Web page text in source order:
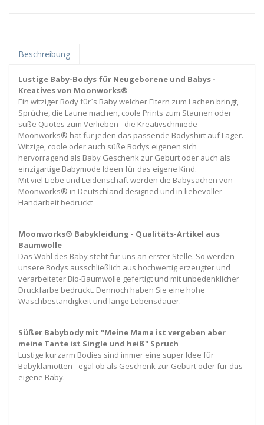
Beschreibung
Lustige Baby-Bodys für Neugeborene und Babys -
Kreatives von Moonworks®
Ein witziger Body für`s Baby welcher Eltern zum Lachen bringt,
Sprüche, die Laune machen, coole Prints zum Staunen oder
süße Quotes zum Verlieben - die Kreativschmiede
Moonworks® hat für jeden das passende Bodyshirt auf Lager.
Witzige, coole oder auch süße Bodys eigenen sich
hervorragend als Baby Geschenk zur Geburt oder auch als
einzigartige Babymode Ideen für das eigene Kind.
Mit viel Liebe und Leidenschaft werden die Babysachen von
Moonworks® in Deutschland designed und in liebevoller
Handarbeit bedruckt
Moonworks® Babykleidung - Qualitäts-Artikel aus
Baumwolle
Das Wohl des Baby steht für uns an erster Stelle. So werden
unsere Bodys ausschließlich aus hochwertig erzeugter und
verarbeiteter Bio-Baumwolle gefertigt und mit unbedenklicher
Druckfarbe bedruckt. Dennoch haben Sie eine hohe
Waschbeständigkeit und lange Lebensdauer.
Süßer Babybody mit "Meine Mama ist vergeben aber
meine Tante ist Single und heiß" Spruch
Lustige kurzarm Bodies sind immer eine super Idee für
Babyklamotten - egal ob als Geschenk zur Geburt oder für das
eigene Baby.